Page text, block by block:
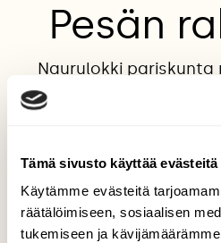
Tämä sivusto käyttää evästeitä
Käytämme evästeitä
räätälöimiseen, sosiaalisen
tukemiseen ja
Pesän
Naurulokki
tulevaisuutta, toinen
otettu Suomenojan
Kilpailun